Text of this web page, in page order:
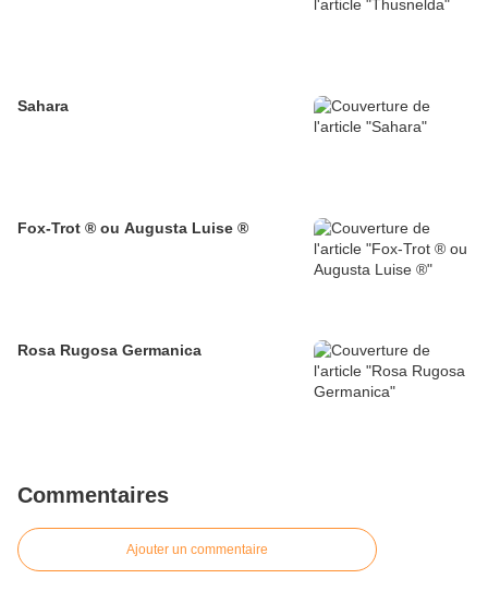
Sahara
Fox-Trot ® ou Augusta Luise ®
Rosa Rugosa Germanica
Commentaires
Ajouter un commentaire